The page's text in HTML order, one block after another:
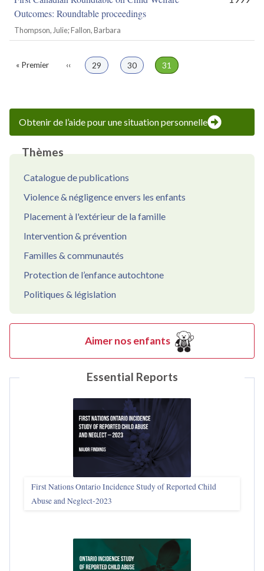
Outcomes: Roundtable proceedings
Thompson, Julie; Fallon, Barbara
Pagination
Première
« Premier
Page
‹‹ Page
29 Page
30 Page
31
Obtenir de l’aide pour une situation personnelle
Thèmes
Catalogue de publications
Violence & négligence envers les enfants
Placement à l'extérieur de la famille
Intervention & prévention
Familles & communautés
Protection de l’enfance autochtone
Politiques & législation
Aimer nos enfants
Essential Reports
First Nations Ontario Incidence Study of Reported Child
Abuse and Neglect‑2023